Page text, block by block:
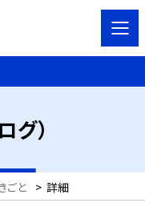
グ）
ごと > 詳細